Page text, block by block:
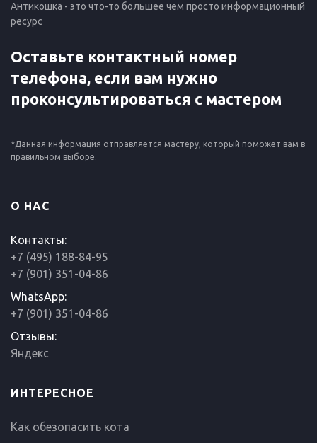
Антикошка - это что-то большее чем просто информационный
ресурс
Оставьте контактный номер
телефона, если вам нужно
проконсультироваться с мастером
*Данная информация отправляется мастеру, который поможет вам в
правильном выборе.
О НАС
Контакты:
+7 (495) 188-84-95
+7 (901) 351-04-86
WhatsApp:
+7 (901) 351-04-86
Отзывы:
Яндекс
ИНТЕРЕСНОЕ
Как обезопасить кота